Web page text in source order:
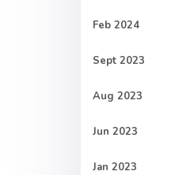
Feb 2024
Sept 2023
Aug 2023
Jun 2023
Jan 2023